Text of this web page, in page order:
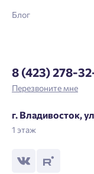
Блог
8 (423) 278-
Перезвоните мне
г. Владивосток,
1 этаж